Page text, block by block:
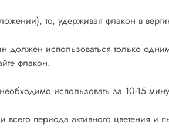
то, удерживая флакон в
использоваться только
флакон.
использовать за 10-15
периода активного цветения и